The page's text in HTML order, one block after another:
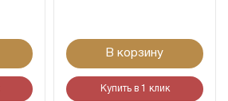
В корзину
Купить в 1 клик